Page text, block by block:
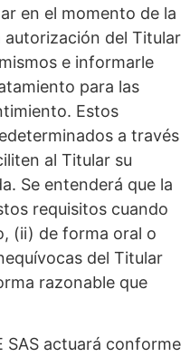
en el momento de la
autorización del Titular
e informarle
para las
Estos
a través
al Titular su
Se entenderá que la
requisitos cuando
(ii) de forma oral o
del Titular
razonable que
SAS actuará conforme